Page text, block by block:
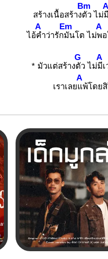
สร้างเนื้อสร้าง
Bm
ตัว ไม่
A
ไอ้
A
คำว่ารัก
Em
มันโต ไม่
A
พอ
* มัวแต่สร้าง
G
ตัว ไม่
A
มี
เราเลย
A
แพ้โดย